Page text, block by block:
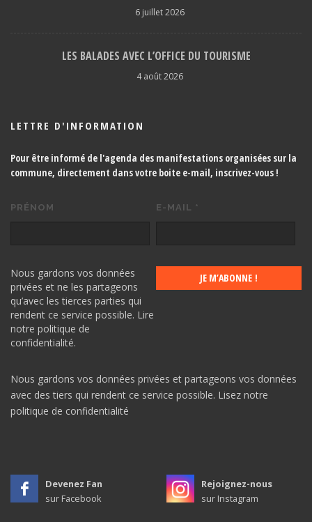
6 juillet 2026
LES BALADES AVEC L’OFFICE DU TOURISME
4 août 2026
LETTRE D'INFORMATION
Pour être informé de l'agenda des manifestations organisées sur la
commune, directement dans votre boite e-mail, inscrivez-vous !
PRÉNOM E-MAIL *
Nous gardons vos données
privées et ne les partageons
qu’avec les tierces parties qui
rendent ce service possible. Lire
notre politique de
confidentialité.
Nous gardons vos données privées et partageons vos données
avec des tiers qui rendent ce service possible. Lisez notre
politique de confidentialité
Devenez Fan
sur Facebook
Rejoignez-nous
sur Instagram